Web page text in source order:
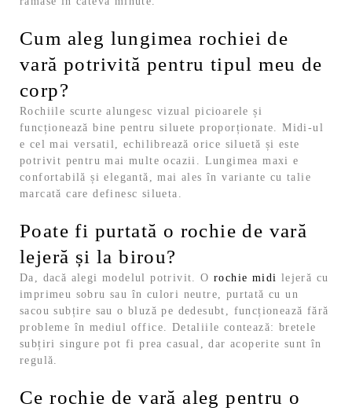
Cum aleg lungimea rochiei de
vară potrivită pentru tipul meu de
corp?
Rochiile scurte alungesc vizual picioarele și
funcționează bine pentru siluete proporționate. Midi-ul
e cel mai versatil, echilibrează orice siluetă și este
potrivit pentru mai multe ocazii. Lungimea maxi e
confortabilă și elegantă, mai ales în variante cu talie
marcată care definesc silueta.
Poate fi purtată o rochie de vară
lejeră și la birou?
Da, dacă alegi modelul potrivit. O rochie midi lejeră cu
imprimeu sobru sau în culori neutre, purtată cu un
sacou subțire sau o bluză pe dedesubt, funcționează fără
probleme în mediul office. Detaliile contează: bretele
subțiri singure pot fi prea casual, dar acoperite sunt în
regulă.
Ce rochie de vară aleg pentru o